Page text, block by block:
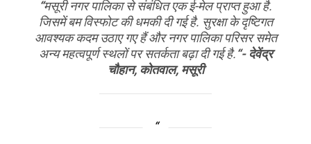
“मसूरी नगर पालिका से संबंधित एक ई-मेल प्राप्त हुआ है.
जिसमें बम विस्फोट की धमकी दी गई है. सुरक्षा के दृष्टिगत
आवश्यक कदम उठाए गए हैं और नगर पालिका परिसर समेत
अन्य महत्वपूर्ण स्थलों पर सतर्कता बढ़ा दी गई है.“- देवेंद्र
चौहान, कोतवाल, मसूरी